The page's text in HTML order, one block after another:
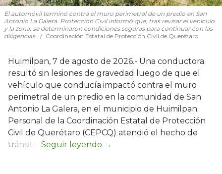
El automóvil terminó contra el muro perimetral de un predio en San
Antonio La Galera. Protección Civil informó que, tras revisar el vehículo
y la zona, se determinaron condiciones seguras para continuar con las
diligencias.
Coordinación Estatal de Protección Civil de Querétaro
Huimilpan, 7 de agosto de 2026.- Una conductora
resultó sin lesiones de gravedad luego de que el
vehículo que conducía impactó contra el muro
perimetral de un predio en la comunidad de San
Antonio La Galera, en el municipio de Huimilpan.
Personal de la Coordinación Estatal de Protección
Civil de Querétaro (CEPCQ) atendió el hecho de
tránsito.